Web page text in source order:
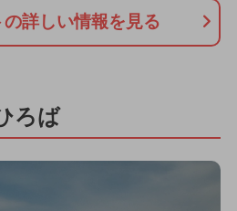
詳しい情報を見る
ろば